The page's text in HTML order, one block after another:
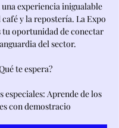
experiencia inigualable
y la repostería. La Expo
tu oportunidad de conectar
del sector.
te espera?
especiales: Aprende de los
con demostracio